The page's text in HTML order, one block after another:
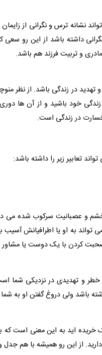
نشانه ترس و نگرانی از
داشته باشد از این رو
و تربیت فرزند هم باشد.
تهدید در زندگی باشد. از نظر
خود باشید و از آن ها
در زندگی است.
تعابیر زیر را داشته باشد:
خشم و عصبانیت سرکوب شده می
به او یا اطرافیانش آسیب
کردن با یک دوست یا مشاور
و تهدیدی در نزدیکی شما
ولی دروغ گفتن او به
اید به این معنی است که
از این رو همیشه با هم جدل